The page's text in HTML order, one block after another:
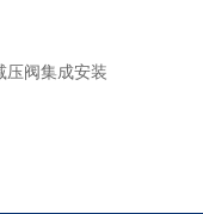
压阀集成安装